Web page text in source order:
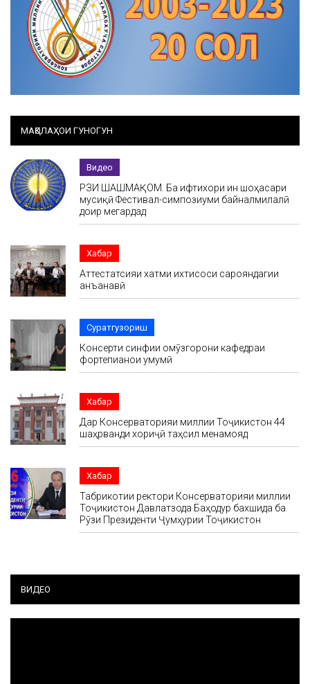
МАҚОЛАҲОИ ГУНОГУН
Видео
РӮЗИ ШАШМАҚОМ. Ба ифтихори ин шоҳасари
мусиқӣ Фестивал-симпозиуми байналмилалӣ
доир мегардад
Хабар
Аттестатсияи хатми ихтисоси сарояндагии
анъанавӣ
Суратгузориш
Консерти синфии омӯзгорони кафедраи
фортепианои умумӣ
Хабар
Дар Консерваторияи миллии Тоҷикистон 44
шаҳрванди хориҷӣ таҳсил менамояд
Хабар
Табрикотии ректори Консерваторияи миллии
Тоҷикистон Давлатзода Баҳодур бахшида ба
Рӯзи Президенти Ҷумҳурии Тоҷикистон
ВИДЕО